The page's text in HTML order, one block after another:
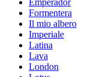
Emperador
Formentera
Il mio albero
Imperiale
Latina
Lava
London